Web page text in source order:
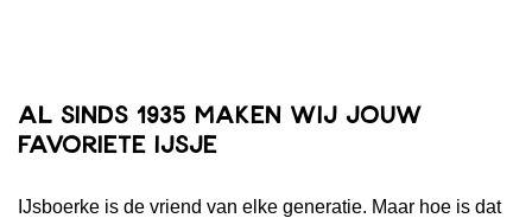
Al sinds 1935 maken wij jouw
favoriete ijsje
IJsboerke is de vriend van elke generatie. Maar hoe is dat